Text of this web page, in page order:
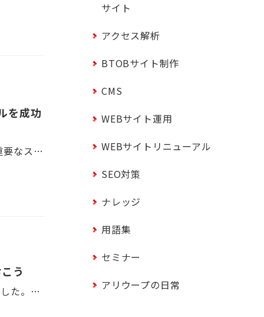
を成功
コーポレートサイトのリニューアルは企業のビジネスの成果を最大化する重要なステップです。 また、”リニューアルすること”がゴールになってしまい、公開した後は安心して、以降の運用がおろそかになり、せっかくリニューアルしても、良い効果が生まれなかった…となってしまう失敗例も多くあります。 そうならないように、リニューアルを検討する際には、何が目的なのか、ビジネス目標は何か？ を考え、しっかりと事前の準備を行いつつ、サイト制作全体の流れも理解しておく必要があります。 本記事ではリニューアルにおける大切なポイントや進め方を解説しますので、これからサイトリニューアルを検討している方はぜひ参考にしてください。
う
Yahoo! タグマネージャー（YTM）のサービスが終了することが発表されました。これにより、YTMを利用しているユーザーは他のタグマネージャーを検討する必要があります。Googleが提供するGTM（Google タグ マネージャー）に移行される方が多いかと思いますので、GTMについて・GTMへの移行について簡単にご説明していきます。
サイト
アクセス解析
BTOBサイト制作
CMS
WEBサイト運用
WEBサイトリニューアル
SEO対策
ナレッジ
用語集
セミナー
アリウープの日常